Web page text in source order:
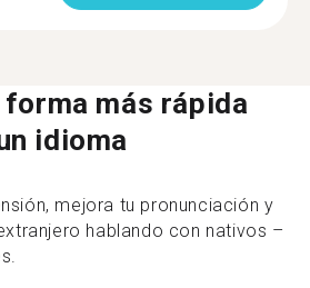
más rápida
idioma
mejora tu pronunciación y
hablando con nativos –